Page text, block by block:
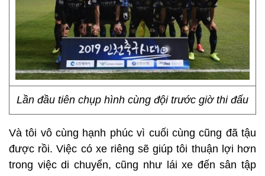
Lần đầu tiên chụp hình cùng đội trước giờ thi đấu
Và tôi vô cùng hạnh phúc vì cuối cùng cũng đã tậu
được rồi. Việc có xe riêng sẽ giúp tôi thuận lợi hơn
trong việc di chuyển, cũng như lái xe đến sân tập